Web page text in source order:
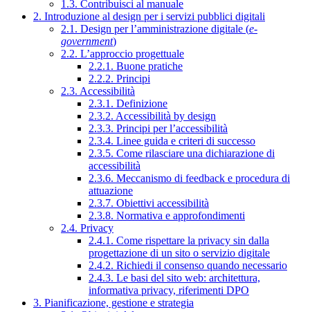
1.3. Contribuisci al manuale
2. Introduzione al design per i servizi pubblici digitali
2.1. Design per l’amministrazione digitale (e-
government)
2.2. L’approccio progettuale
2.2.1. Buone pratiche
2.2.2. Principi
2.3. Accessibilità
2.3.1. Definizione
2.3.2. Accessibilità by design
2.3.3. Principi per l’accessibilità
2.3.4. Linee guida e criteri di successo
2.3.5. Come rilasciare una dichiarazione di
accessibilità
2.3.6. Meccanismo di feedback e procedura di
attuazione
2.3.7. Obiettivi accessibilità
2.3.8. Normativa e approfondimenti
2.4. Privacy
2.4.1. Come rispettare la privacy sin dalla
progettazione di un sito o servizio digitale
2.4.2. Richiedi il consenso quando necessario
2.4.3. Le basi del sito web: architettura,
informativa privacy, riferimenti DPO
3. Pianificazione, gestione e strategia